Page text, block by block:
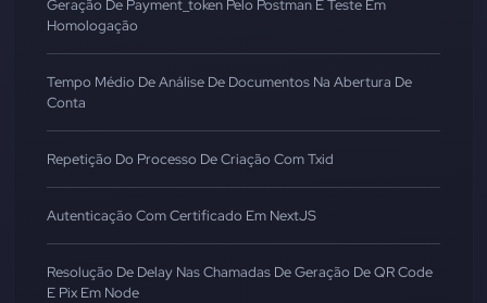
Geração De Payment_token Pelo Postman E Teste Em
Homologação
Tempo Médio De Análise De Documentos Na Abertura De
Conta
Repetição Do Processo De Criação Com Txid
Autenticação Com Certificado Em NextJS
Resolução De Delay Nas Chamadas De Geração De QR Code
E Pix Em Node